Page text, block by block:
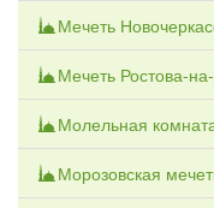
Мечеть
Мечеть Ростова-
Молельная
Морозовская